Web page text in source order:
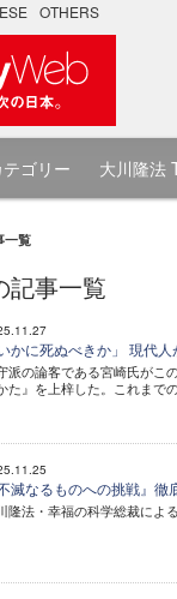
OTHERS
ゴリー 大川隆法
一覧
記事一覧
いかに死ぬべきか」 現代
派の論客である宮崎氏がこ
た』を上梓した。これまで
不滅なるものへの挑戦』
隆法・幸福の科学総裁によ